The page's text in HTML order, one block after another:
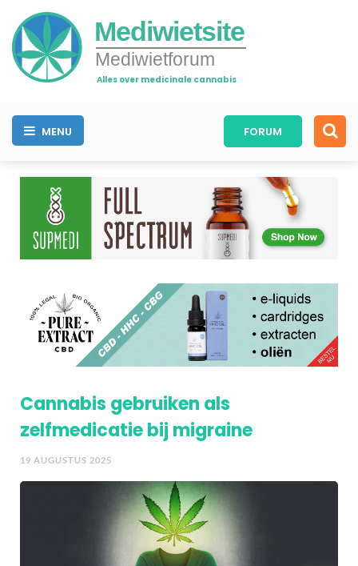
Mediwietsite
Mediwietforum
Alles over medicinale cannabis
MENU FORUM
Cannabis gebruiken als
zelfmedicatie bij migraine
19 AUGUSTUS 2025